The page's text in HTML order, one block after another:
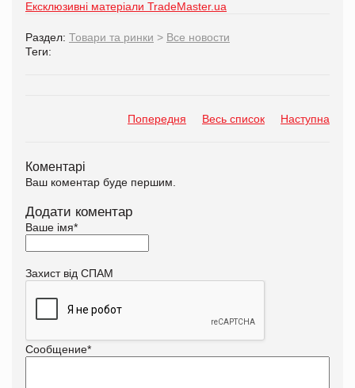
Ексклюзивні матеріали TradeMaster.ua
Раздел: Товари та ринки > Все новости
Теги:
Попередня Весь список Наступна
Коментарі
Ваш коментар буде першим.
Додати коментар
Ваше імя*
Захист від СПАМ
Сообщение*